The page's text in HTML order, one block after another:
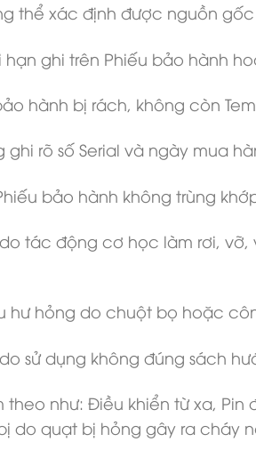
thể xác định được nguồn
ghi trên Phiếu bảo hành
hành bị rách, không còn
rõ số Serial và ngày mua
bảo hành không trùng
tác động cơ học làm rơi,
hư hỏng do chuột bọ hoặc
sử dụng không đúng sách
như: Điều khiển từ xa,
do quạt bị hỏng gây ra cháy